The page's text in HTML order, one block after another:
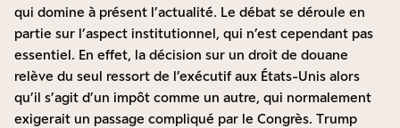
qui domine à présent l’actualité. Le débat se déroule en
partie sur l’aspect institutionnel, qui n’est cependant pas
essentiel. En effet, la décision sur un droit de douane
relève du seul ressort de l’exécutif aux États-Unis alors
qu’il s’agit d’un impôt comme un autre, qui normalement
exigerait un passage compliqué par le Congrès. Trump